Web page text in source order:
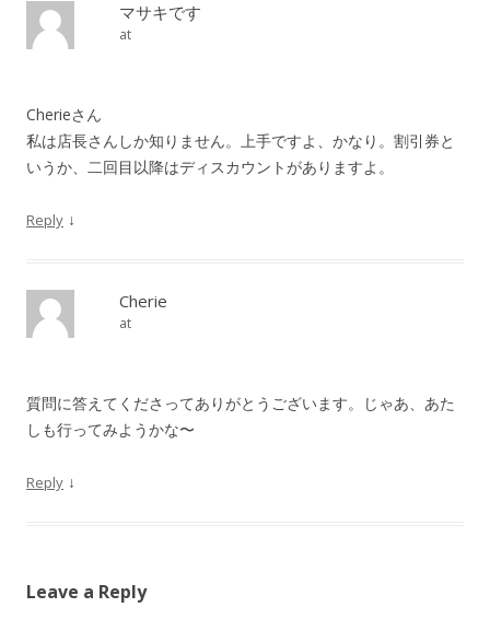
マサキです
at
Cherieさん
私は店長さんしか知りません。上手ですよ、かなり。割引券と
いうか、二回目以降はディスカウントがありますよ。
Reply ↓
Cherie
at
質問に答えてくださってありがとうございます。じゃあ、あた
しも行ってみようかな〜
Reply ↓
Leave a Reply